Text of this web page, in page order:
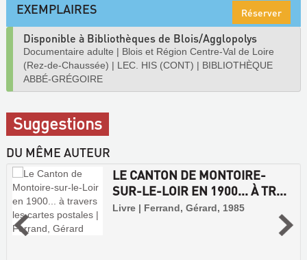
EXEMPLAIRES Réserver
Disponible à Bibliothèques de Blois/Agglopolys
Documentaire adulte | Blois et Région Centre-Val de Loire
(Rez-de-Chaussée) | LEC. HIS (CONT) | BIBLIOTHÈQUE
ABBÉ-GRÉGOIRE
Suggestions
DU MÊME AUTEUR
LE CANTON DE MONTOIRE-
SUR-LE-LOIR EN 1900... À TR...
Livre | Ferrand, Gérard, 1985